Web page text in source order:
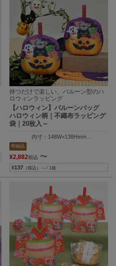
持つだけで楽しい、バルーン型のハ
ロウィンラッピング
【ハロウィン】バルーンバッグ
ハロウィン柄｜不織布ラッピング
袋｜20枚入～
内寸：148W×138Hmm
即納品
¥2,882税込 〜
¥137 （税込）～ ⁄ 1枚